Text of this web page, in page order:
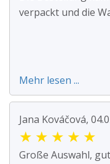
verpackt und die
Mehr lesen ...
Jana Kováčová,
★ ★ ★ ★ ★
Große Auswahl,